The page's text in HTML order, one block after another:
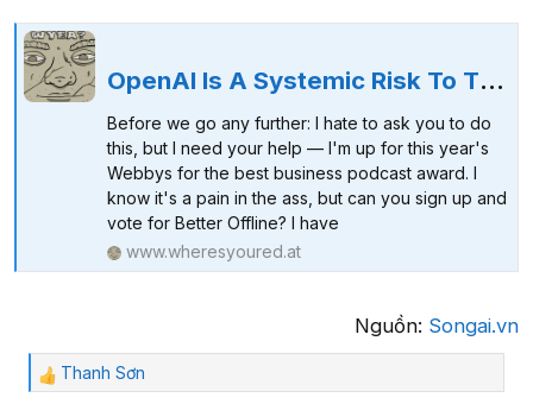
OpenAI Is A Systemic Risk To The Tech Industry
Before we go any further: I hate to ask you to do
this, but I need your help — I'm up for this year's
Webbys for the best business podcast award. I
know it's a pain in the ass, but can you sign up and
vote for Better Offline? I have
www.wheresyoured.at
Nguồn: Songai.vn
C
Thanh Sơn